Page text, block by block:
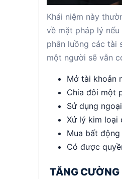
Khái niệm này
về mặt pháp lý
phân luồng các tài
một người sẽ vẫn
Mở tài khoản
Chia đôi một
Sử dụng
Xử lý kim loại
Mua bất
Có được
TĂNG CƯỜNG